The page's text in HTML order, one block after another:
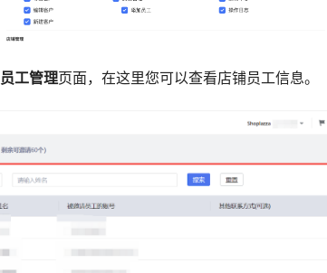
员工管理页面，在这里您可以查看店铺员工信息。